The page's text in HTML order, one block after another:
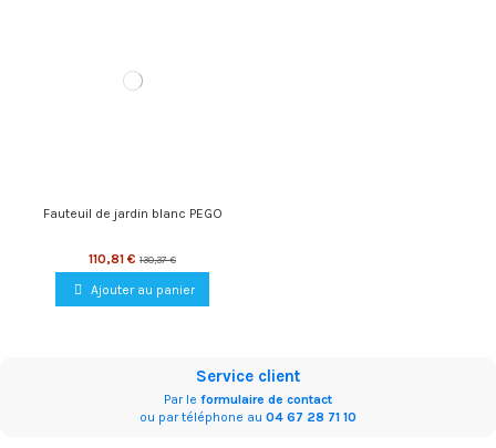
Fauteuil de jardin blanc PEGO
110,81 € 130,37 €
Ajouter au panier
Service client
Par le formulaire de contact
ou par téléphone au 04 67 28 71 10